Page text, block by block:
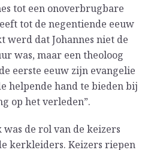
tot een onoverbrugbare
tot de negentiende eeuw
werd dat Johannes niet de
was, maar een theoloog
eerste eeuw zijn evangelie
helpende hand te bieden bij
op het verleden”.
de rol van de keizers
kerkleiders. Keizers riepen